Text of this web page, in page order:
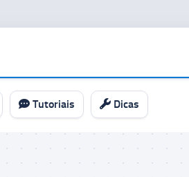
Tutoriais Dicas